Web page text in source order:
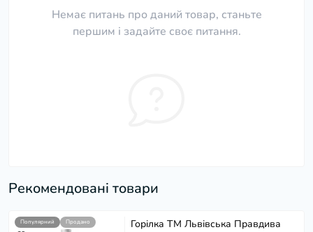
Немає питань про даний товар, станьте
першим і задайте своє питання.
Рекомендовані товари
Популярний Продано Горілка ТМ Львівська Правдива